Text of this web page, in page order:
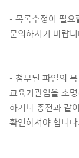
- 목록수정이 필요
문의하시기 바랍니
- 첨부된 파일의
교육기관임을 소
하거나 종전과 같
확인하셔야 합니다.